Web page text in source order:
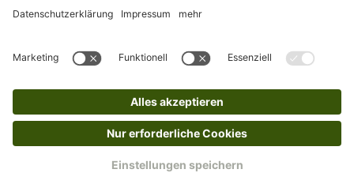
Mehr von uns